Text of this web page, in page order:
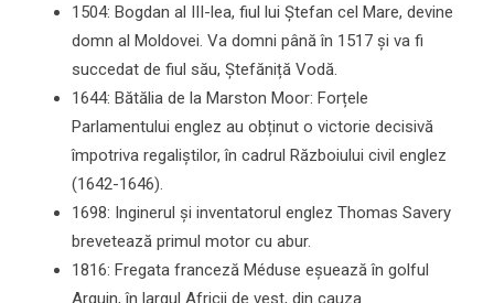
1504: Bogdan al III-lea, fiul lui Ștefan cel Mare, devine
domn al Moldovei. Va domni până în 1517 și va fi
succedat de fiul său, Ștefăniță Vodă.
1644: Bătălia de la Marston Moor: Forțele
Parlamentului englez au obținut o victorie decisivă
împotriva regaliștilor, în cadrul Războiului civil englez
(1642-1646).
1698: Inginerul și inventatorul englez Thomas Savery
brevetează primul motor cu abur.
1816: Fregata franceză Méduse eșuează în golful
Arguin, în largul Africii de vest, din cauza